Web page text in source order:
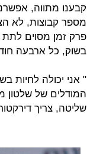
קבענו מתווה,
מספר קבוצות, לא
בשוק, כל ארבעה
" אני יכולה לחיות
המודלים של שלטון
שליטה, צריך